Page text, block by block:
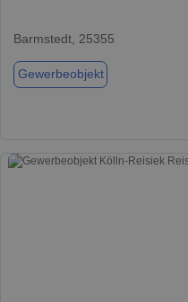
Barmstedt, 25355
Gewerbeobjekt